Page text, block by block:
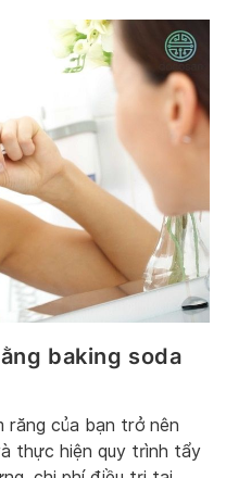
baking soda
răng của bạn trở nên
thực hiện quy trình tẩy